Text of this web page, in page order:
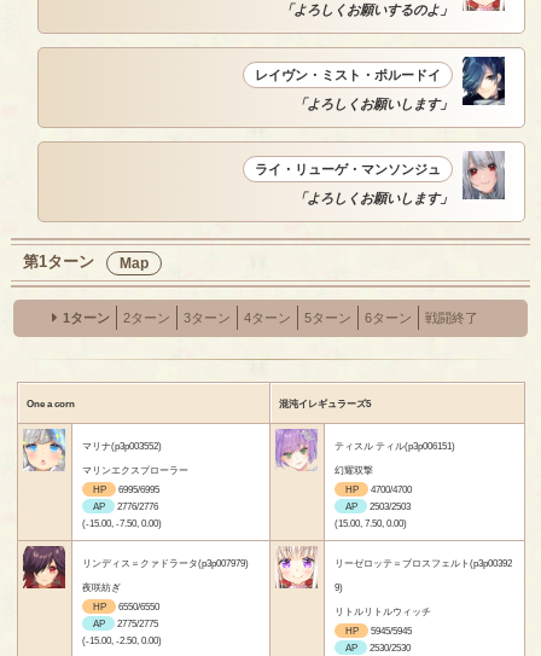
「よろしくお願いするのよ」
レイヴン・ミスト・ポルードイ
「よろしくお願いします」
ライ・リューゲ・マンソンジュ
「よろしくお願いします」
第1ターン Map
1ターン 2ターン 3ターン 4ターン 5ターン 6ターン 戦闘終了
One a corn 混沌イレギュラーズ5
マリナ(p3p003552)
マリンエクスプローラー
HP
6995/6995
AP
2776/2776
(-15.00, -7.50, 0.00)
ティスル ティル(p3p006151)
幻耀双撃
HP
4700/4700
AP
2503/2503
(15.00, 7.50, 0.00)
リンディス＝クァドラータ(p3p007979)
夜咲紡ぎ
HP
6550/6550
AP
2775/2775
(-15.00, -2.50, 0.00)
リーゼロッテ＝ブロスフェルト(p3p00392
9)
リトルリトルウィッチ
HP
5945/5945
AP
2530/2530